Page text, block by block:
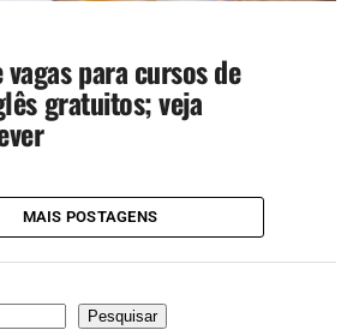
para cursos de
gratuitos; veja
MAIS POSTAGENS
Pesquisar